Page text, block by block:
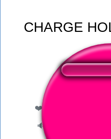
CHARGE
❤️ les utilisateurs
🔊 428 utilisateurs ont